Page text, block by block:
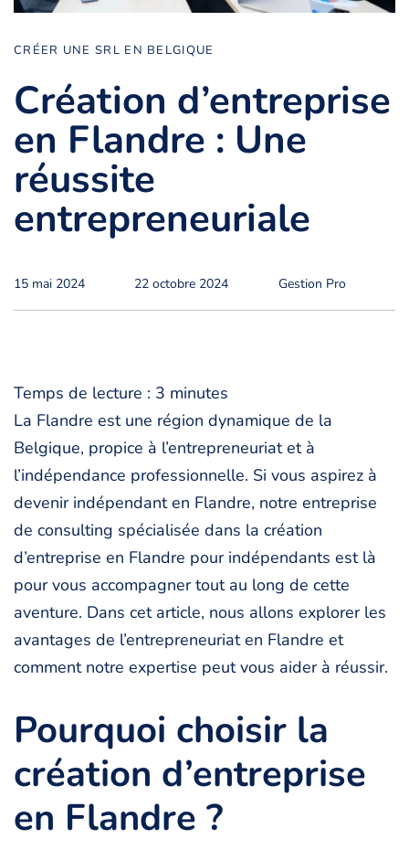
CRÉER UNE SRL EN BELGIQUE
Création d’entreprise
en Flandre : Une
réussite
entrepreneuriale
Gestion Pro
15 mai 2024 22 octobre 2024
Temps de lecture : 3 minutes
La Flandre est une région dynamique de la
Belgique, propice à l’entrepreneuriat et à
l’indépendance professionnelle. Si vous aspirez à
devenir indépendant en Flandre, notre entreprise
de consulting spécialisée dans la création
d’entreprise en Flandre pour indépendants est là
pour vous accompagner tout au long de cette
aventure. Dans cet article, nous allons explorer les
avantages de l’entrepreneuriat en Flandre et
comment notre expertise peut vous aider à réussir.
Pourquoi choisir la
création d’entreprise
en Flandre ?